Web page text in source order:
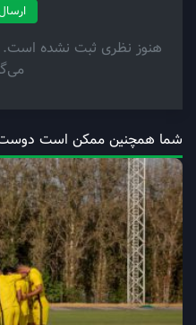
هنوز نظری ثبت نشده است.
شما همچنین ممکن است دوست